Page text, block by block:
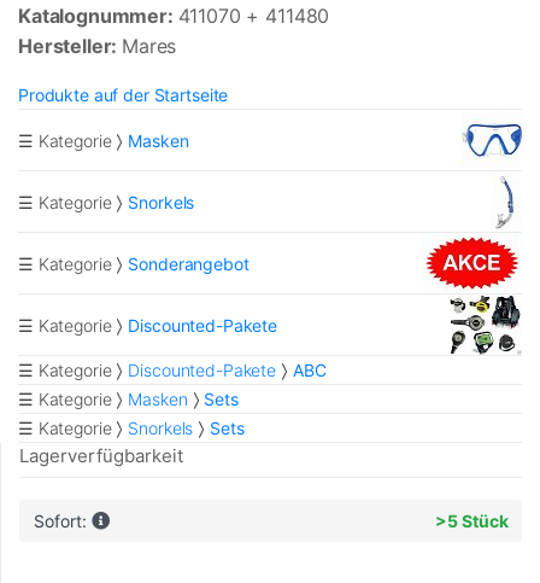
Katalognummer: 411070 + 411480
Hersteller: Mares
Produkte auf der Startseite
☰ Kategorie Masken
☰ Kategorie Snorkels
☰ Kategorie Sonderangebot
☰ Kategorie Discounted-Pakete
☰ Kategorie Discounted-Pakete
ABC
☰ Kategorie
Masken
Sets
☰ Kategorie
Snorkels Sets
Lagerverfügbarkeit
Sofort: >5 Stück